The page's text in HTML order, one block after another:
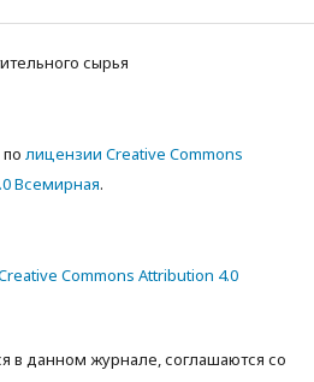
сырья
лицензии Creative Commons
Всемирная.
Commons Attribution 4.0
в данном журнале, соглашаются со